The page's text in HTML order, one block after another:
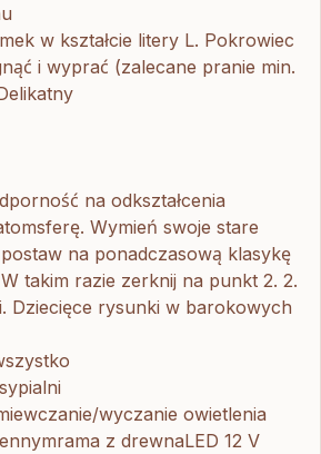
w kształcie litery L. Pokrowiec
i wyprać (zalecane pranie min.
na odkształcenia
Wymień swoje stare
na ponadczasową klasykę
takim razie zerknij na punkt 2. 2.
Dziecięce rysunki w barokowych
wyczanie owietlenia
z drewnaLED 12 V